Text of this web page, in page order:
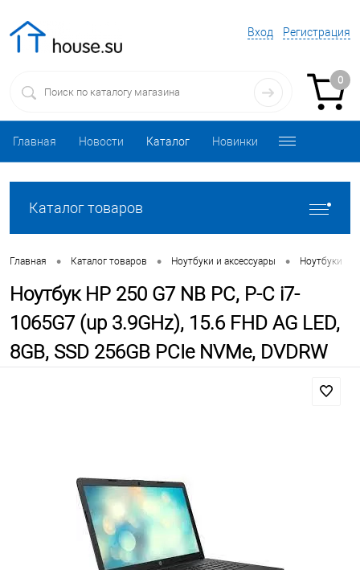
Вход Регистрация
0
Главная Новости Каталог Новинки
Каталог товаров
Главная • Каталог товаров • Ноутбуки и аксессуары • Ноутбуки
Ноутбук HP 250 G7 NB PC, P-C i7-
1065G7 (up 3.9GHz), 15.6 FHD AG LED,
8GB, SSD 256GB PCIe NVMe, DVDRW